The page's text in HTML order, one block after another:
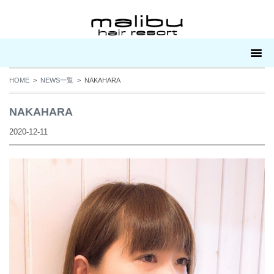
HOME > NEWS一覧 > NAKAHARA
NAKAHARA
2020-12-11